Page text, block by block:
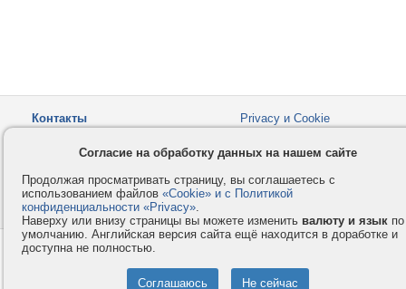
Контакты
Privacy и Cookie
Как оплатить
Форумы
© 2008-2026VMESTE.EU
Согласие на обработку данных на нашем сайте
Продолжая просматривать страницу, вы соглашаетесь с
использованием файлов «Cookie» и с Политикой
конфиденциальности «Privacy».
Наверху или внизу страницы вы можете изменить валюту и язык по
умолчанию. Английская версия сайта ещё находится в доработке и
доступна не полностью.